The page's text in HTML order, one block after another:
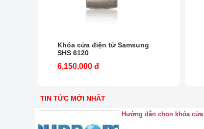
Khóa cửa điện tử Samsung
SHS 6120
6,150,000 đ
TIN TỨC MỚI NHẤT
Hướng dẫn chọn khóa cửa